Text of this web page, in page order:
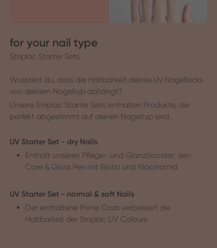
for your nail type
Striplac Starter Sets
Wusstest du, dass die Haltbarkeit deines Uv Nagellacks
von deinem Nageltyp abhängt?
Unsere Striplac Starter Sets enthalten Produkte, die
perfekt abgestimmt auf deinen Nageltyp sind.
UV Starter Set - dry Nails
Enthält unseren Pflege- und Glanzbooster: den
Care & Gloss Pen mit Biotin und Niacinamid
UV Starter Set - normal & soft Nails
Der enthaltene Prime Coat verbessert die
Haltbarkeit der Striplac UV Colours